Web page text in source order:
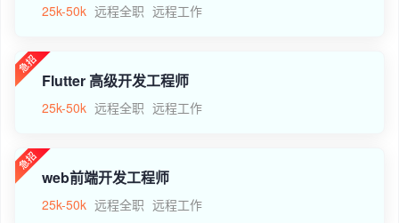
25k-50k 远程全职 远程工作
Flutter 高级开发工程师
25k-50k 远程全职 远程工作
web前端开发工程师
25k-50k 远程全职 远程工作